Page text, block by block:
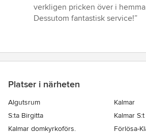
stjärnor
verkligen pricken över i
Dessutom fantastisk service!”
Platser i närheten
Algutsrum
Kalmar
S:ta Birgitta
Kalmar
Kalmar domkyrkoförs.
Förlösa-